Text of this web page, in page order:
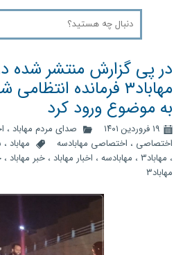
در پی گزارش منتشر شده
مهاباد۳ فرمانده
به موضوع ورود کرد
۱۹ فروردین ۱۴۰۱ صدای مردم مهاباد ،
اختصاصی ، اختصاصی مهابادسه مهاباد ،
، مهاباد3 ، مهابادسه ، اخبار مهاباد ، خبر مهاباد ،
مهاباد۳